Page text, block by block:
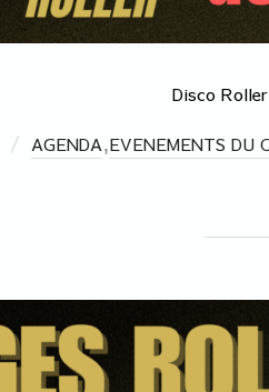
Disco
AGENDA,EVENEMENTS DU